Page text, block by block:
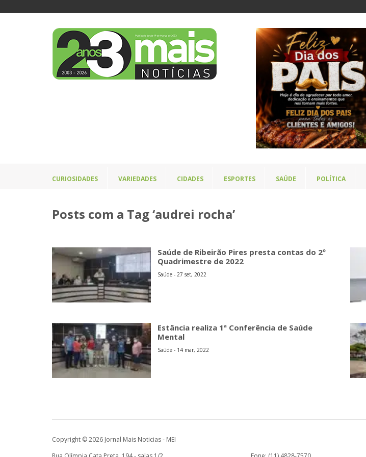
CURIOSIDADES VARIEDADES CIDADES ESPORTES SAÚDE POLÍTICA
Posts com a Tag ‘audrei rocha’
Saúde de Ribeirão Pires presta contas do 2º
Quadrimestre de 2022
Saúde - 27 set, 2022
Estância realiza 1ª Conferência de Saúde
Mental
Saúde - 14 mar, 2022
Copyright © 2026 Jornal Mais Noticias - MEI